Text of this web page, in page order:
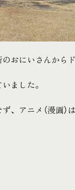
おにいさんから
ました。
アニメ（漫画）は